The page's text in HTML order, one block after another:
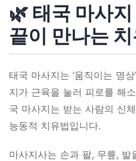
🌿 태국 마사
끝이 만나는
태국 마사지는 ‘움직이는 명
지가 근육을 눌러 피로를 해
국 마사지는 받는 사람의 신
능동적 치유법입니다.
마사지사는 손과 팔, 무릎,